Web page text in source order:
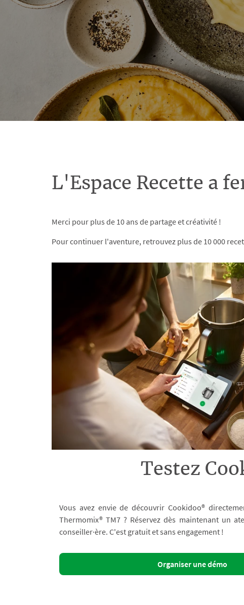
L'Espace Recette a
Merci pour plus de 10 ans de partage et créativité !
Pour continuer l'aventure, retrouvez plus de 10 000
Testez
Vous avez envie de découvrir Cookidoo®
Thermomix® TM7 ? Réservez dès maintenant un
conseiller·ère. C'est gratuit et sans engagement !
Organiser une démo